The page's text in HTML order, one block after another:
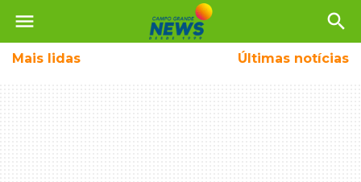
menu search
Mais lidas Últimas notícias